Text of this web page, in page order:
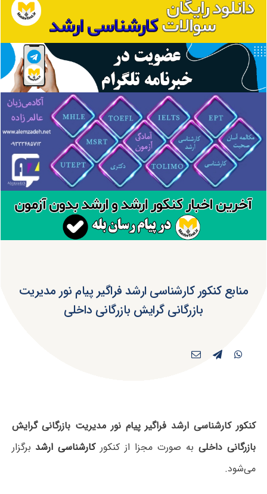
منابع کنکور کارشناسی ارشد فراگیر پیام نور مدیریت
بازرگانی گرایش بازرگانی داخلی
کنکور کارشناسی ارشد فراگیر پیام نور مدیریت بازرگانی گرایش
بازرگانی داخلی به صورت مجزا از کنکورکارشناسی ارشد برگزار
می‌شود.